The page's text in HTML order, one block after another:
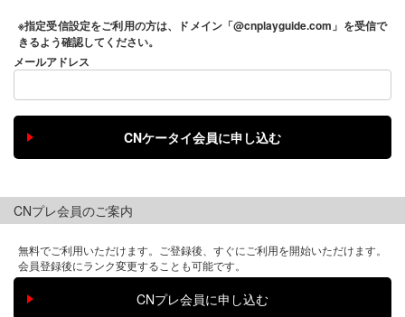
※指定受信設定をご利用の方は、ドメイン「@cnplayguide.com」を受信で
きるよう確認してください。
メールアドレス
CNプレ会員のご案内
無料でご利用いただけます。ご登録後、すぐにご利用を開始いただけます。
会員登録後にランク変更することも可能です。